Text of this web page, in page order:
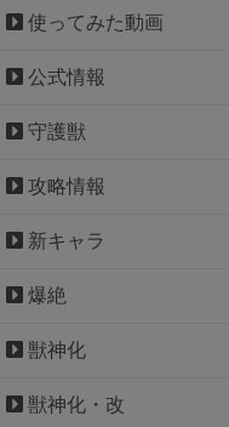
使ってみた動画
公式情報
守護獣
攻略情報
新キャラ
爆絶
獣神化
獣神化・改